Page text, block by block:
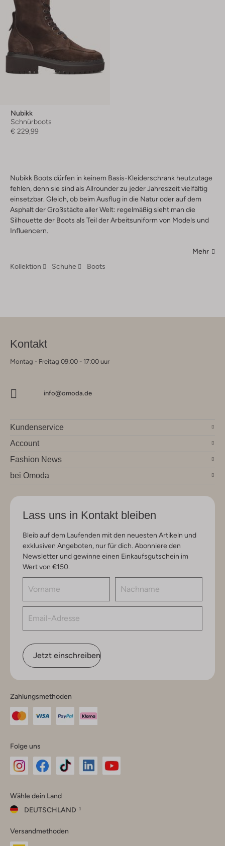
Nubikk
Schnürboots
€ 229,99
Nubikk Boots dürfen in keinem Basis-Kleiderschrank heutzutage
fehlen, denn sie sind als Allrounder zu jeder Jahreszeit vielfältig
einsetzbar. Gleich, ob beim Ausflug in die Natur oder auf dem
Asphalt der Großstädte aller Welt: regelmäßig sieht man die
Silhouette der Boots als Teil der Arbeitsuniform von Models und
Influencern.
Mehr
Kollektion
Schuhe Boots
Kontakt
Montag - Freitag 09:00 - 17:00 uur
info@omoda.de
Kundenservice
Account
Fashion News
bei Omoda
Lass uns in Kontakt bleiben
Bleib auf dem Laufenden mit den neuesten Artikeln und
exklusiven Angeboten, nur für dich. Abonniere den
Newsletter und gewinne einen Einkaufsgutschein im
Wert von €150.
Jetzt einschreiben
Zahlungsmethoden
Folge uns
Instagram
Facebook
TikTok
Wähle dein Land
DEUTSCHLAND
dein
Land
Versandmethoden